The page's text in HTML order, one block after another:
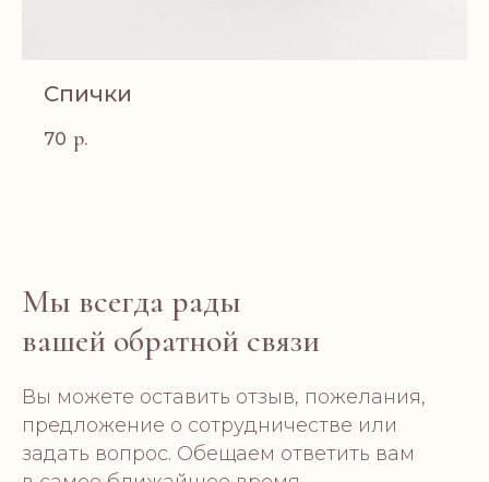
Спички
70 р.
Мы всегда рады
вашей обратной связи
Вы можете оставить отзыв, пожелания,
предложение о сотрудничестве или
задать вопрос. Обещаем ответить вам